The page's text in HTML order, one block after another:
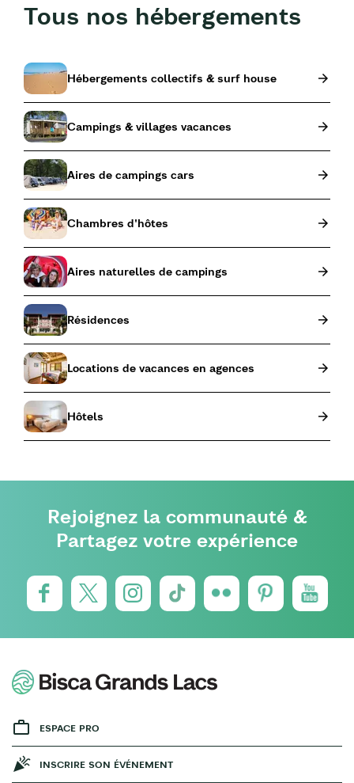
Tous nos hébergements
Hébergements collectifs & surf house
Campings & villages vacances
Aires de campings cars
Chambres d'hôtes
Aires naturelles de campings
Résidences
Locations de vacances en agences
Hôtels
Rejoignez la communauté &
Partagez votre expérience
ESPACE PRO
INSCRIRE SON ÉVÉNEMENT